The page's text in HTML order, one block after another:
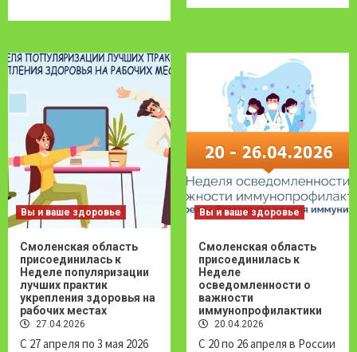
Вы и ваше здоровье
Смоленская область
присоединилась к
Неделе популяризации
лучших практик
укрепления здоровья на
рабочих местах
27.04.2026
С 27 апреля по 3 мая 2026
Вы и ваше здоровье
Смоленская область
присоединилась к
Неделе
осведомленности о
важности
иммунопрофилактики
20.04.2026
С 20 по 26 апреля в России